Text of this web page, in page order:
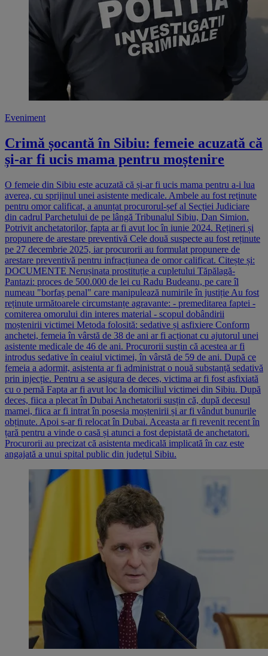
Eveniment
Crimă șocantă în Sibiu: femeie acuzată că
și-ar fi ucis mama pentru moștenire
O femeie din Sibiu este acuzată că și-ar fi ucis mama pentru a-i lua
averea, cu sprijinul unei asistente medicale. Ambele au fost reținute
pentru omor calificat, a anunțat procurorul-șef al Secției Judiciare
din cadrul Parchetului de pe lângă Tribunalul Sibiu, Dan Simion.
Potrivit anchetatorilor, fapta ar fi avut loc în iunie 2024. Rețineri și
propunere de arestare preventivă Cele două suspecte au fost reținute
pe 27 decembrie 2025, iar procurorii au formulat propunere de
arestare preventivă pentru infracțiunea de omor calificat. Citește și:
DOCUMENTE Nerușinata prostituție a cupletului Tăpălagă-
Pantazi: proces de 500.000 de lei cu Radu Budeanu, pe care îl
numeau "borfaș penal" care manipulează numirile în justiție Au fost
reținute următoarele circumstanțe agravante: - premeditarea faptei -
comiterea omorului din interes material - scopul dobândirii
moștenirii victimei Metoda folosită: sedative și asfixiere Conform
anchetei, femeia în vârstă de 38 de ani ar fi acționat cu ajutorul unei
asistente medicale de 46 de ani. Procurorii susțin că acestea ar fi
introdus sedative în ceaiul victimei, în vârstă de 59 de ani. După ce
femeia a adormit, asistenta ar fi administrat o nouă substanță sedativă
prin injecție. Pentru a se asigura de deces, victima ar fi fost asfixiată
cu o pernă Fapta ar fi avut loc la domiciliul victimei din Sibiu. După
deces, fiica a plecat în Dubai Anchetatorii susțin că, după decesul
mamei, fiica ar fi intrat în posesia moștenirii și ar fi vândut bunurile
obținute. Apoi s-ar fi relocat în Dubai. Aceasta ar fi revenit recent în
țară pentru a vinde o casă și atunci a fost depistată de anchetatori.
Procurorii au precizat că asistenta medicală implicată în caz este
angajată a unui spital public din județul Sibiu.